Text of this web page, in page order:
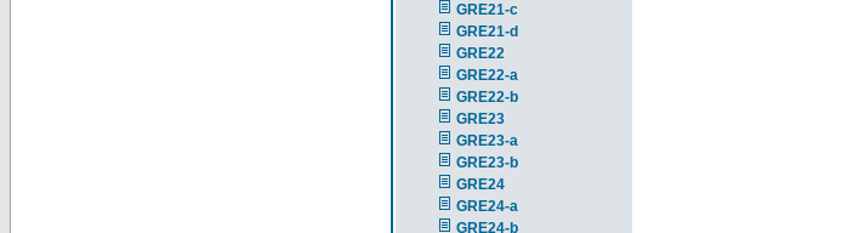
GRE21-c
GRE21-d
GRE22
GRE22-a
GRE22-b
GRE23
GRE23-a
GRE23-b
GRE24
GRE24-a
GRE24-b